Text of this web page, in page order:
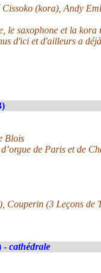
(kora), Andy
le saxophone et la kora
d'ici et d'ailleurs a
Blois
de Paris et de
Couperin (3 Leçons de
- cathédrale